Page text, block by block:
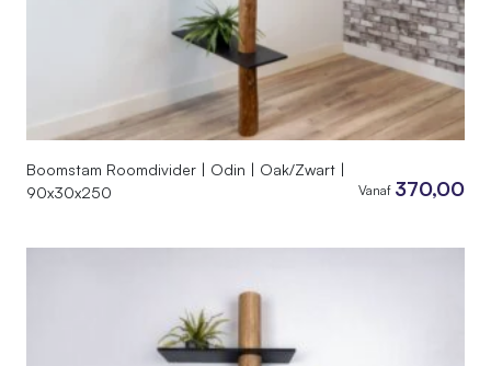
Boomstam Roomdivider | Odin | Oak/Zwart |
90x30x250
Vanaf 370,00